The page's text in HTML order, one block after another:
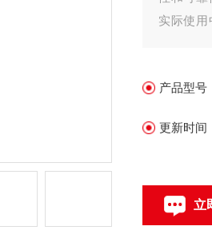
实际使用
产品型号
更新时间
立